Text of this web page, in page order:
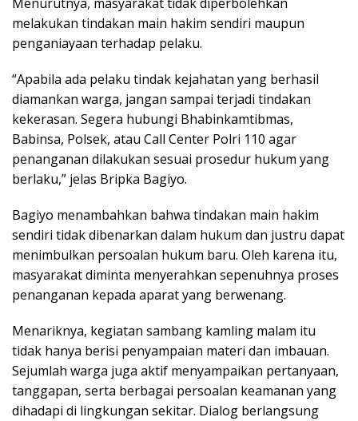
Menurutnya, masyarakat tidak diperbolehkan
melakukan tindakan main hakim sendiri maupun
penganiayaan terhadap pelaku.
“Apabila ada pelaku tindak kejahatan yang berhasil
diamankan warga, jangan sampai terjadi tindakan
kekerasan. Segera hubungi Bhabinkamtibmas,
Babinsa, Polsek, atau Call Center Polri 110 agar
penanganan dilakukan sesuai prosedur hukum yang
berlaku,” jelas Bripka Bagiyo.
Bagiyo menambahkan bahwa tindakan main hakim
sendiri tidak dibenarkan dalam hukum dan justru dapat
menimbulkan persoalan hukum baru. Oleh karena itu,
masyarakat diminta menyerahkan sepenuhnya proses
penanganan kepada aparat yang berwenang.
Menariknya, kegiatan sambang kamling malam itu
tidak hanya berisi penyampaian materi dan imbauan.
Sejumlah warga juga aktif menyampaikan pertanyaan,
tanggapan, serta berbagai persoalan keamanan yang
dihadapi di lingkungan sekitar. Dialog berlangsung